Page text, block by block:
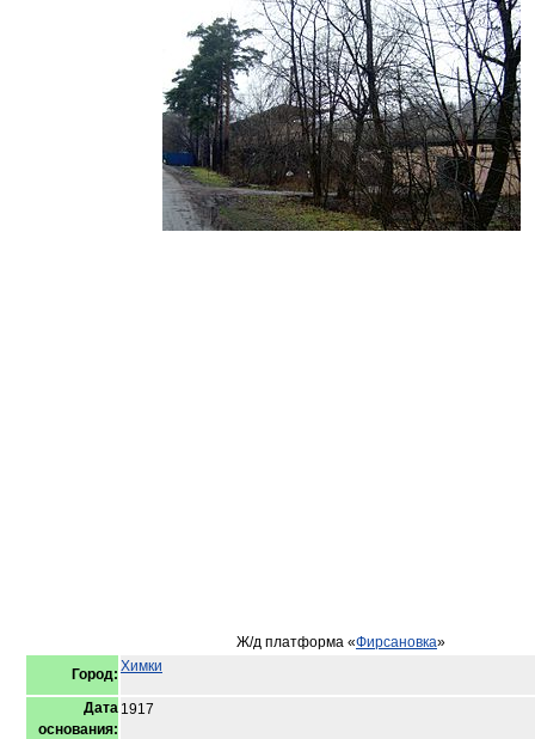
Ж/д платформа «Фирсановка»
Город: Химки
Дата
основания:
1917